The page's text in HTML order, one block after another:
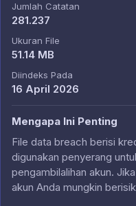
Jumlah Catatan
281.237
Ukuran File
51.14 MB
Diindeks Pada
16 April 2026
Mengapa Ini Penting
File data breach berisi
digunakan penyerang
pengambilalihan akun.
akun Anda mungkin